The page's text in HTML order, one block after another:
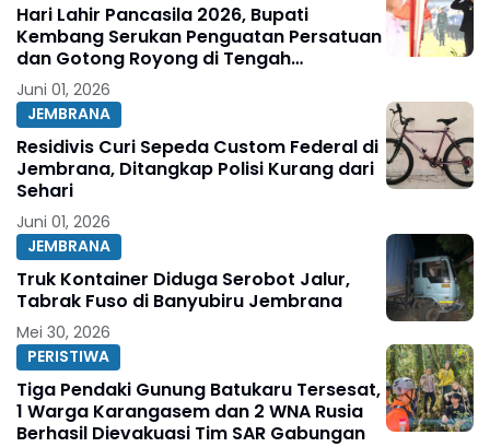
Hari Lahir Pancasila 2026, Bupati
Kembang Serukan Penguatan Persatuan
dan Gotong Royong di Tengah
Tantangan Global
Juni 01, 2026
JEMBRANA
Residivis Curi Sepeda Custom Federal di
Jembrana, Ditangkap Polisi Kurang dari
Sehari
Juni 01, 2026
JEMBRANA
Truk Kontainer Diduga Serobot Jalur,
Tabrak Fuso di Banyubiru Jembrana
Mei 30, 2026
PERISTIWA
Tiga Pendaki Gunung Batukaru Tersesat,
1 Warga Karangasem dan 2 WNA Rusia
Berhasil Dievakuasi Tim SAR Gabungan